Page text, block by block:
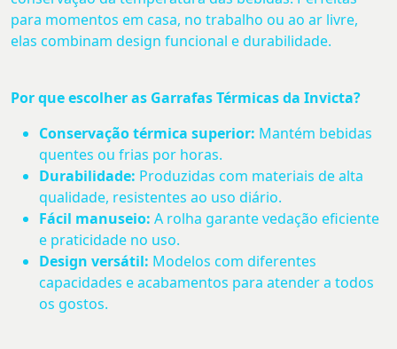
para momentos em casa, no trabalho ou ao ar livre,
elas combinam design funcional e durabilidade.
Por que escolher as Garrafas Térmicas da Invicta?
Conservação térmica superior: Mantém bebidas
quentes ou frias por horas.
Durabilidade: Produzidas com materiais de alta
qualidade, resistentes ao uso diário.
Fácil manuseio: A rolha garante vedação eficiente
e praticidade no uso.
Design versátil: Modelos com diferentes
capacidades e acabamentos para atender a todos
os gostos.